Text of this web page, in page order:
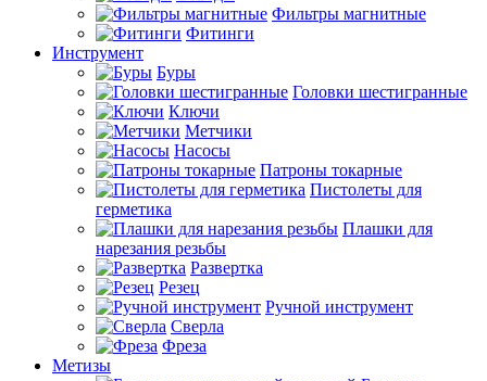
Фильтры магнитные
Фитинги
Инструмент
Буры
Головки шестигранные
Ключи
Метчики
Насосы
Патроны токарные
Пистолеты для
герметика
Плашки для
нарезания резьбы
Развертка
Резец
Ручной инструмент
Сверла
Фреза
Метизы